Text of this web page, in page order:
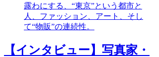
露わにする、“東京”という都市と
人、ファッション、アート、そし
て“物販”の連続性。
【インタビュー】写真家・